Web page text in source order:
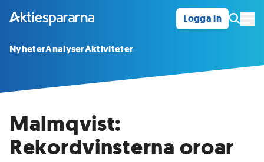
Logga in
NyheterAnalyserAktiviteter
Malmqvist:
Rekordvinsterna oroar